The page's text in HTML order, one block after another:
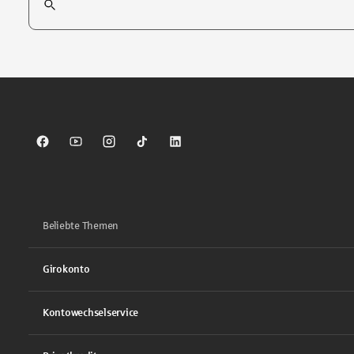
Sparkasse auf Facebook
Sparkasse auf Youtube
Sparkasse auf Instagram
Sparkasse auf TikTok
Sparkasse auf LinkedIn
Beliebte Themen
Girokonto
Kontowechselservice